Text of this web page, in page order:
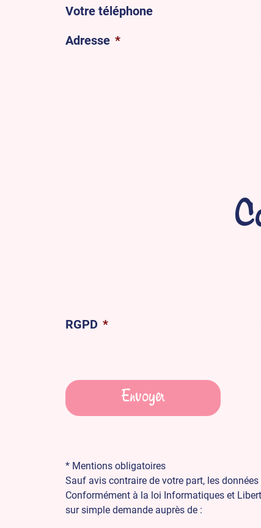
* Mentions obligatoires
Sauf avis contraire de votre part, les
Conformément à la loi Informatiques et
sur simple demande auprès de :
Votre téléphone
Adresse *
RGPD *